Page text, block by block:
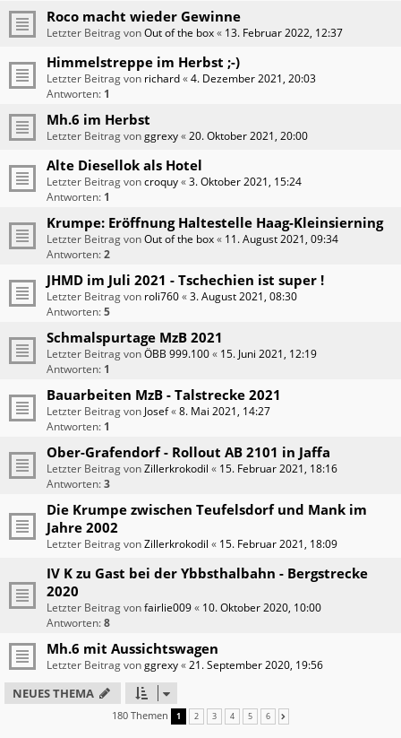
Roco macht wieder Gewinne
Letzter Beitrag vonOut of the box« 13. Februar 2022, 12:37
Himmelstreppe im Herbst ;-)
Letzter Beitrag von richard«4. Dezember 2021, 20:03
Antworten: 1
Mh.6 im Herbst
Letzter Beitrag vonggrexy«20. Oktober 2021, 20:00
Alte Diesellok als Hotel
Letzter Beitrag voncroquy«3. Oktober 2021, 15:24
Antworten: 1
Krumpe: Eröffnung Haltestelle Haag-Kleinsierning
Letzter Beitrag vonOut of the box« 11. August 2021, 09:34
Antworten:2
JHMD im Juli 2021 - Tschechien ist super !
Letzter Beitrag von roli760«3. August 2021, 08:30
Antworten:5
Schmalspurtage MzB 2021
Letzter Beitrag vonÖBB 999.100« 15. Juni 2021, 12:19
Antworten: 1
Bauarbeiten MzB - Talstrecke 2021
Letzter Beitrag von Josef«8. Mai 2021, 14:27
Antworten: 1
Ober-Grafendorf - Rollout AB 2101 in Jaffa
Letzter Beitrag vonZillerkrokodil « 15. Februar 2021, 18:16
Antworten:3
Die Krumpe zwischen Teufelsdorf und Mank im
Jahre 2002
Letzter Beitrag vonZillerkrokodil « 15. Februar 2021, 18:09
IV K zu Gast bei der Ybbsthalbahn - Bergstrecke
2020
Letzter Beitrag vonfairlie009« 10. Oktober 2020, 10:00
Antworten:8
Mh.6 mit Aussichtswagen
Letzter Beitrag vonggrexy«21. September 2020, 19:56
NEUES THEMA
180 Themen 1 2 3 4 5 6